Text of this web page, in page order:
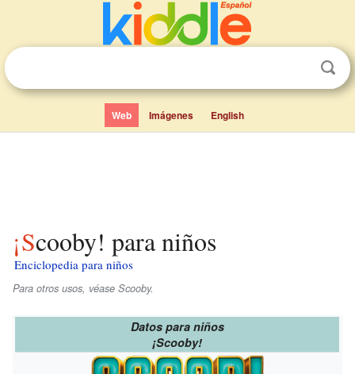
Web Imágenes English
¡Scooby! para niños
Enciclopedia para niños
Para otros usos, véase Scooby.
Datos para niños
¡Scooby!